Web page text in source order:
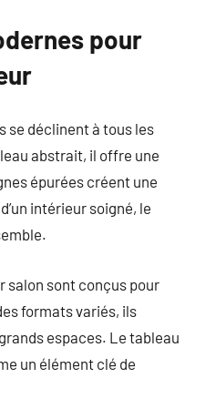
pour
se déclinent à tous les
abstrait, il offre une
épurées créent une
intérieur soigné, le
salon sont conçus pour
formats variés, ils
espaces. Le tableau
un élément clé de